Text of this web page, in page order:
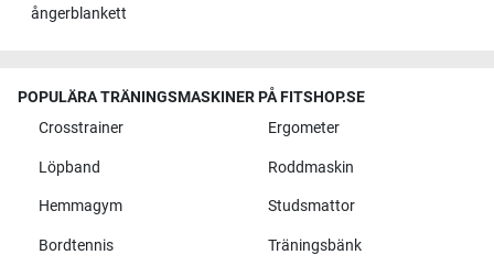
ångerblankett
POPULÄRA TRÄNINGSMASKINER PÅ FITSHOP.SE
Crosstrainer
Ergometer
Löpband Roddmaskin
Hemmagym Studsmattor
Bordtennis Träningsbänk